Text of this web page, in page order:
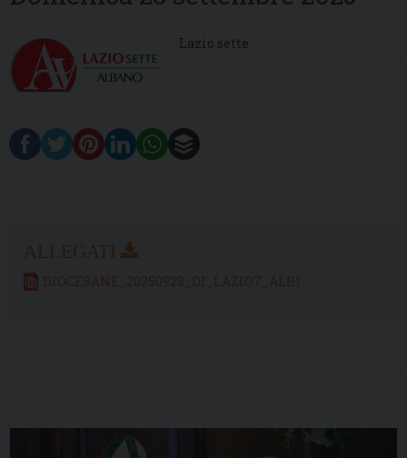
Lazio sette
DIOCESANE_20250928_DI_LAZIO7_ALB1